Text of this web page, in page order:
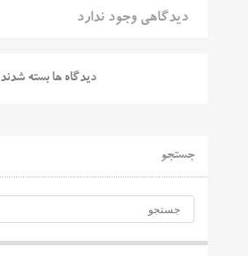
دیدگاهی وجود ندارد
دیدگاه ها بسته شدند
جستجو